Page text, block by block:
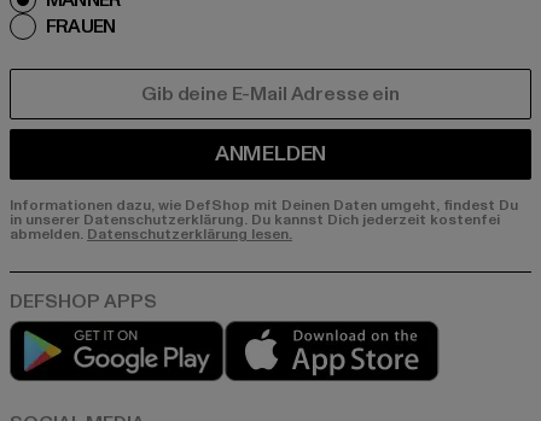
FRAUEN
ANMELDEN
Informationen dazu, wie DefShop mit Deinen Daten umgeht, findest Du
in unserer Datenschutzerklärung. Du kannst Dich jederzeit kostenfei
abmelden. Datenschutzerklärung lesen.
Play market